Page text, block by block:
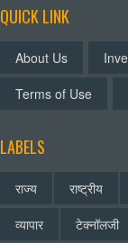
QUICK LINK
About Us
Terms of Use
LABELS
राज्य राष्ट्रीय
व्यापार
टेक्नॉलजी